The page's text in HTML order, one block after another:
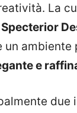
La
Specterior
un ambiente
e
due